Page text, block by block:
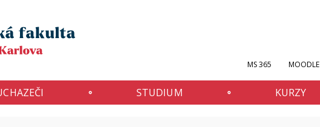
MS 365 MOODLE
STUDIUM KURZY